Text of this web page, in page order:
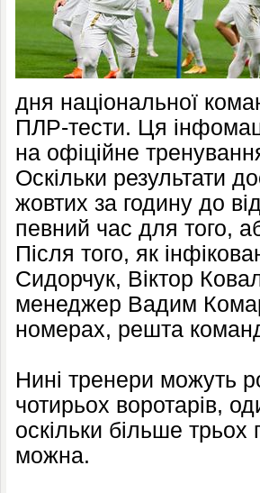
дня національної
ПЛР-тести. Ця
на офіційне
Оскільки результати
жовтих за годину до
певний час для того,
Після того, як
Сидорчук, Віктор
менеджер Вадим
номерах, решта
Нині тренери можуть
чотирьох воротарів,
оскільки більше трьох
можна.